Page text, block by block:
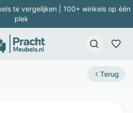
te vergelijken | 100+ winkels op één
plek
Terug